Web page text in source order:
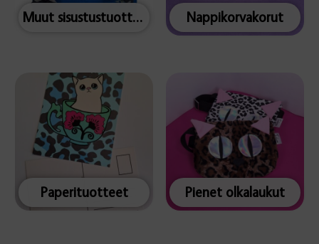
Muut sisustustuotteet Nappikorvakorut
Paperituotteet Pienet olkalaukut